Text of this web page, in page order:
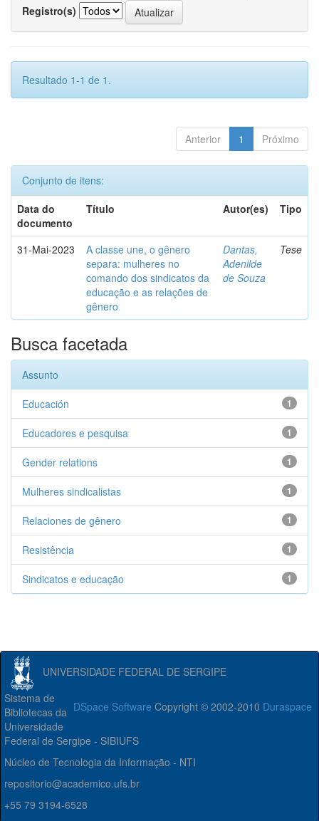
Registro(s)
Resultado 1-1 de 1.
Anterior 1 Próximo
Conjunto de itens:
Data do
documento
Título Autor(es) Tipo
31-Mai-2023
A classe une, o gênero
separa: mulheres no
comando dos sindicatos da
educação e as relações de
gênero
Dantas,
Adenilde
de Souza
Tese
Busca facetada
Assunto
1
Educación
1
Educadores e pesquisa
1
Gender relations
1
Mulheres sindicalistas
1
Relaciones de gênero
1
Resistência
1
Sindicatos e educação
UNIVERSIDADE FEDERAL DE SERGIPE
DSpace Software Copyright © 2002-2010 Duraspace
Sistema de
Bibliotecas da
Universidade
Federal de Sergipe - SIBIUFS
Núcleo de Tecnologia da Informação - NTI
repositorio@academico.ufs.br
+55 79 3194-6528